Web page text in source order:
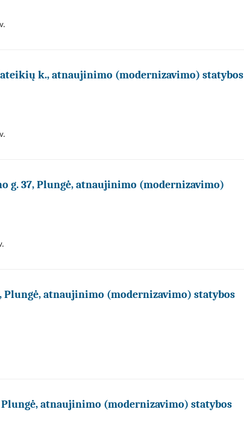
k., atnaujinimo (modernizavimo) statybos
g. 37, Plungė, atnaujinimo (modernizavimo)
Plungė, atnaujinimo (modernizavimo) statybos
atnaujinimo (modernizavimo) statybos